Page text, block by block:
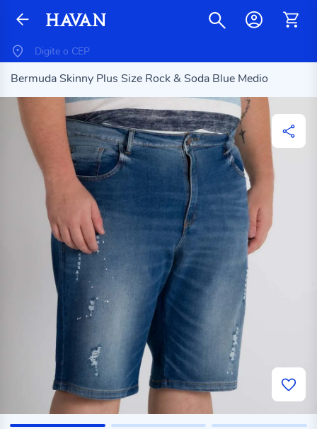
Bermuda Skinny Plus Size Rock & Soda Blue Medio